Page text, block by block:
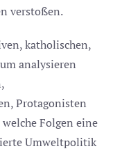
verstoßen.
katholischen,
analysieren
Protagonisten
Folgen eine
Umweltpolitik